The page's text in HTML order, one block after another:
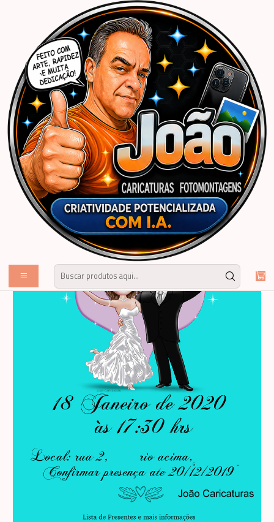
Caricaturas Personalizadas | João Caricaturas Convites
Convites Digitais Personalizados
Caricaturas por encomenda por fotos , convite casamento par enviar por
zap, whatsapp, jogando buque, noivos abraçados